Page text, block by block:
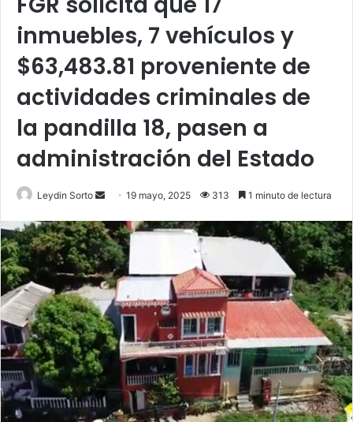
inmuebles, 7 vehículos y
$63,483.81 proveniente de
actividades criminales de
la pandilla 18, pasen a
administración del Estado
Leydin Sorto
Send
email
19 mayo, 2025 313 1 minuto de lectura